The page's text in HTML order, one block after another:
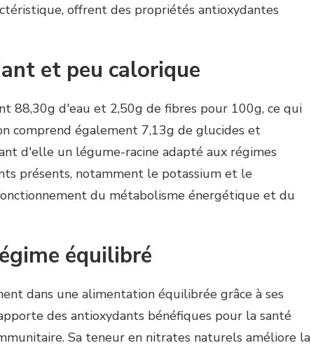
offrent des propriétés antioxydantes
et peu calorique
88,30g d'eau et 2,50g de fibres pour 100g, ce qui
comprend également 7,13g de glucides et
d'elle un légume-racine adapté aux régimes
présents, notamment le potassium et le
du métabolisme énergétique et du
équilibré
dans une alimentation équilibrée grâce à ses
des antioxydants bénéfiques pour la santé
Sa teneur en nitrates naturels améliore la